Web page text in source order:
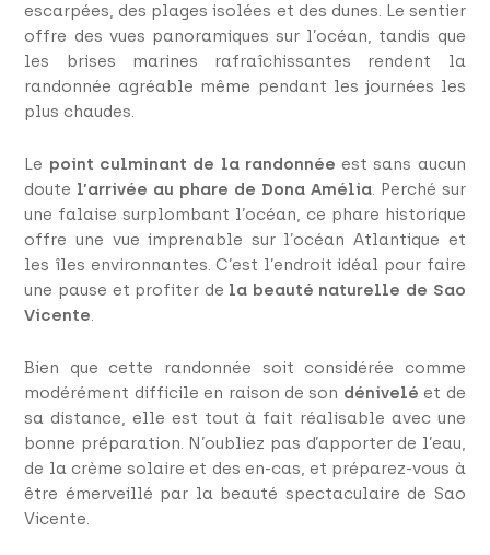
escarpées, des plages isolées et des dunes. Le sentier
offre des vues panoramiques sur l’océan, tandis que
les brises marines rafraîchissantes rendent la
randonnée agréable même pendant les journées les
plus chaudes.
Le point culminant de la randonnéeest sans aucun
doute l’arrivée au phare de Dona Amélia. Perché sur
une falaise surplombant l’océan, ce phare historique
offre une vue imprenable sur l’océan Atlantique et
les îles environnantes. C’est l’endroit idéal pour faire
une pause et profiter de la beauté naturelle de Sao
Vicente.
Bien que cette randonnée soit considérée comme
modérément difficile en raison de son dénivelé et de
sa distance, elle est tout à fait réalisable avec une
bonne préparation. N’oubliez pas d’apporter de l’eau,
de la crème solaire et des en-cas, et préparez-vous à
être émerveillé par la beauté spectaculaire de Sao
Vicente.